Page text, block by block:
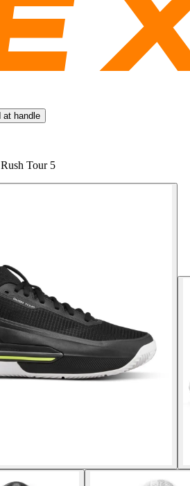
handle
Tour 5